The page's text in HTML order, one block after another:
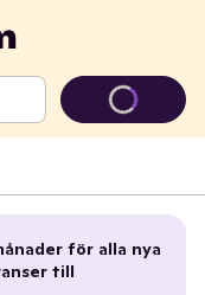
för alla nya
till